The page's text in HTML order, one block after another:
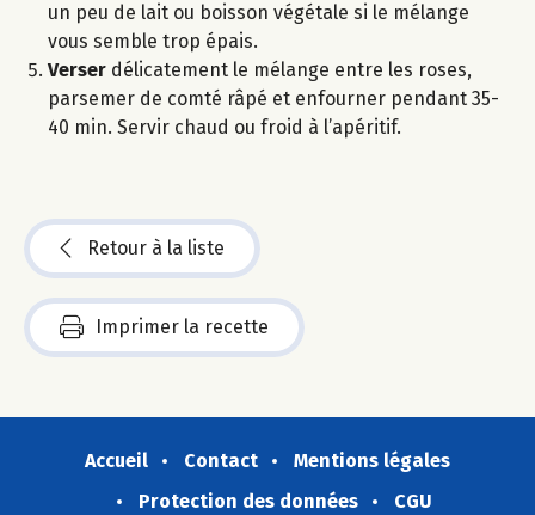
un peu de lait ou boisson végétale si le mélange
vous semble trop épais.
Verser délicatement le mélange entre les roses,
parsemer de comté râpé et enfourner pendant 35-
40 min. Servir chaud ou froid à l’apéritif.
Retour à la liste
Imprimer la recette
Accueil Contact
Mentions légales
Protection des données
CGU